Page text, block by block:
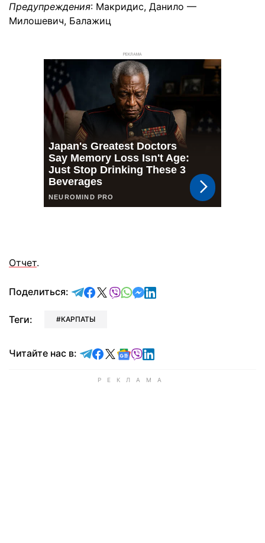
Предупреждения: Макридис, Данило —
Милошевич, Балажиц
РЕКЛАМА
Отчет.
Поделиться: отправить в Telegram
поделиться в Facebook
поделиться в X
отправить в Viber
отправить в Whatsapp
отправить в Messenger
отправить в LinkedIn
Теги: КАРПАТЫ
Читайте нас в: Читайте в Telegram
Читайте в Facebook
Читайте в X
Читайте в Google news
Читайте в Viber
Читайте в LinkedIn